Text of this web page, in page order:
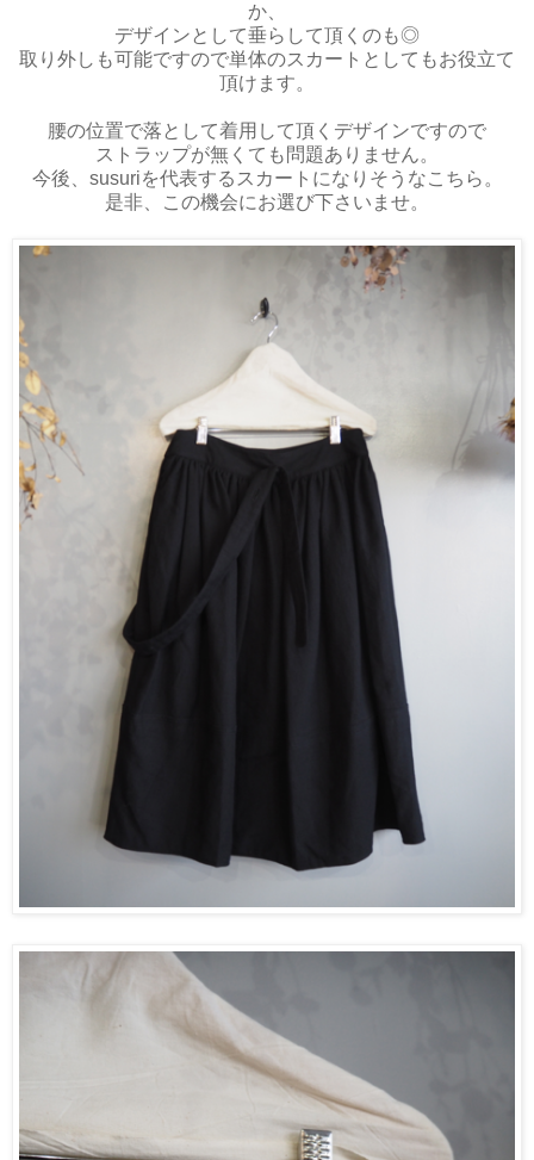
か、
デザインとして垂らして頂くのも◎
取り外しも可能ですので単体のスカートとしてもお役立て
頂けます。
腰の位置で落として着用して頂くデザインですので
ストラップが無くても問題ありません。
今後、susuriを代表するスカートになりそうなこちら。
是非、この機会にお選び下さいませ。